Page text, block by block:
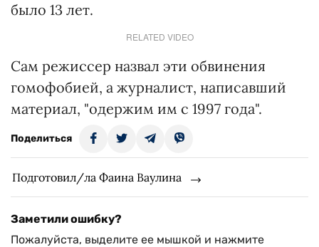
было 13 лет.
RELATED VIDEO
Сам режиссер назвал эти обвинения
гомофобией, а журналист, написавший
материал, "одержим им с 1997 года".
Поделиться
Подготовил/ла Фаина Ваулина
Заметили ошибку?
Пожалуйста, выделите ее мышкой и нажмите